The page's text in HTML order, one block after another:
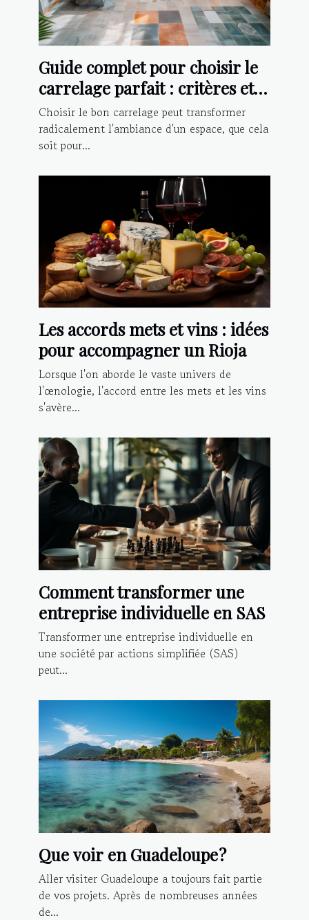
Guide complet pour choisir le
carrelage parfait : critères et
conseils d'installation
Choisir le bon carrelage peut transformer
radicalement l'ambiance d'un espace, que cela
soit pour...
Les accords mets et vins : idées
pour accompagner un Rioja
Lorsque l'on aborde le vaste univers de
l'œnologie, l'accord entre les mets et les vins
s'avère...
Comment transformer une
entreprise individuelle en SAS
Transformer une entreprise individuelle en
une société par actions simplifiée (SAS)
peut...
Que voir en Guadeloupe ?
Aller visiter Guadeloupe a toujours fait partie
de vos projets. Après de nombreuses années
de...